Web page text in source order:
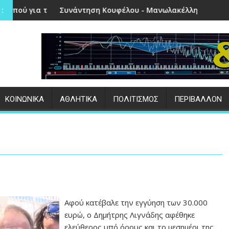
Κουφέλου - Μανωλακέλλη | Στο επίκεντρο το παλιό
Επιτυχημένες οι
ΚΟΙΝΩΝΙΚΑ ΑΘΛΗΤΙΚΑ ΠΟΛΙΤΙΣΜΟΣ ΠΕΡΙΒΑΛΛΟΝ
Αφού κατέβαλε την εγγύηση των 30.000
ευρώ, ο Δημήτρης Λιγνάδης αφέθηκε
ελεύθερος υπό όρους και το μεσημέρι της